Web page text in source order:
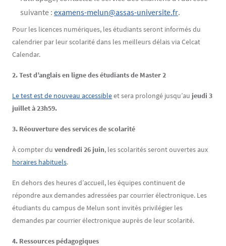
suivante : examens-melun@assas-universite.fr.
Pour les licences numériques, les étudiants seront informés du
calendrier par leur scolarité dans les meilleurs délais via Celcat
Calendar.
2. Test d’anglais en ligne des étudiants de Master 2
Le test est de nouveau accessibleet sera prolongé jusqu’au jeudi 3
juillet à 23h59.
3. Réouverture des services de scolarité
À compter du vendredi 26 juin, les scolarités seront ouvertes aux
horaires habituels.
En dehors des heures d’accueil, les équipes continuent de
répondre aux demandes adressées par courrier électronique. Les
étudiants du campus de Melun sont invités privilégier les
demandes par courrier électronique auprès de leur scolarité.
4. Ressources pédagogiques